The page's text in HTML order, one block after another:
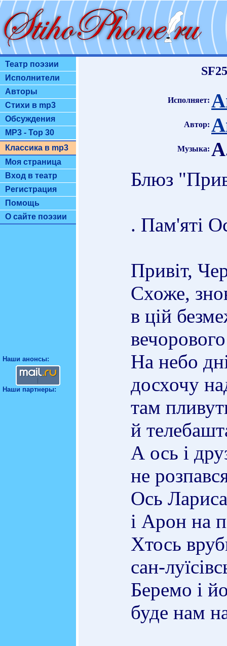
Театр поэзии
Исполнители
Авторы
Стихи в mp3
Обсуждения
MP3 - Top 30
Классика в mp3
Моя страница
Вход в театр
Регистрация
Помощь
О сайте поэзии
Наши анонсы:
Наши партнеры:
Исполняет:
Автор:
Музыка:
Блюз
. Пам'яті
Привіт,
Схоже,
в цій
На небо
досхочу
там
й
А ось і
не
Ось
і Арон на
Хтось
сан-
Беремо і
буде нам